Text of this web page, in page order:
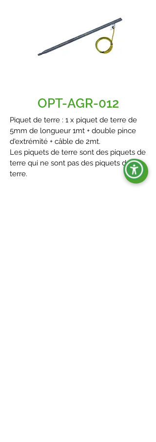
OPT-AGR-012
Piquet de terre : 1 x piquet de terre de
5mm de longueur 1mt + double pince
d'extrémité + câble de 2mt.
Les piquets de terre sont des piquets de
terre qui ne sont pas des piquets de
terre.